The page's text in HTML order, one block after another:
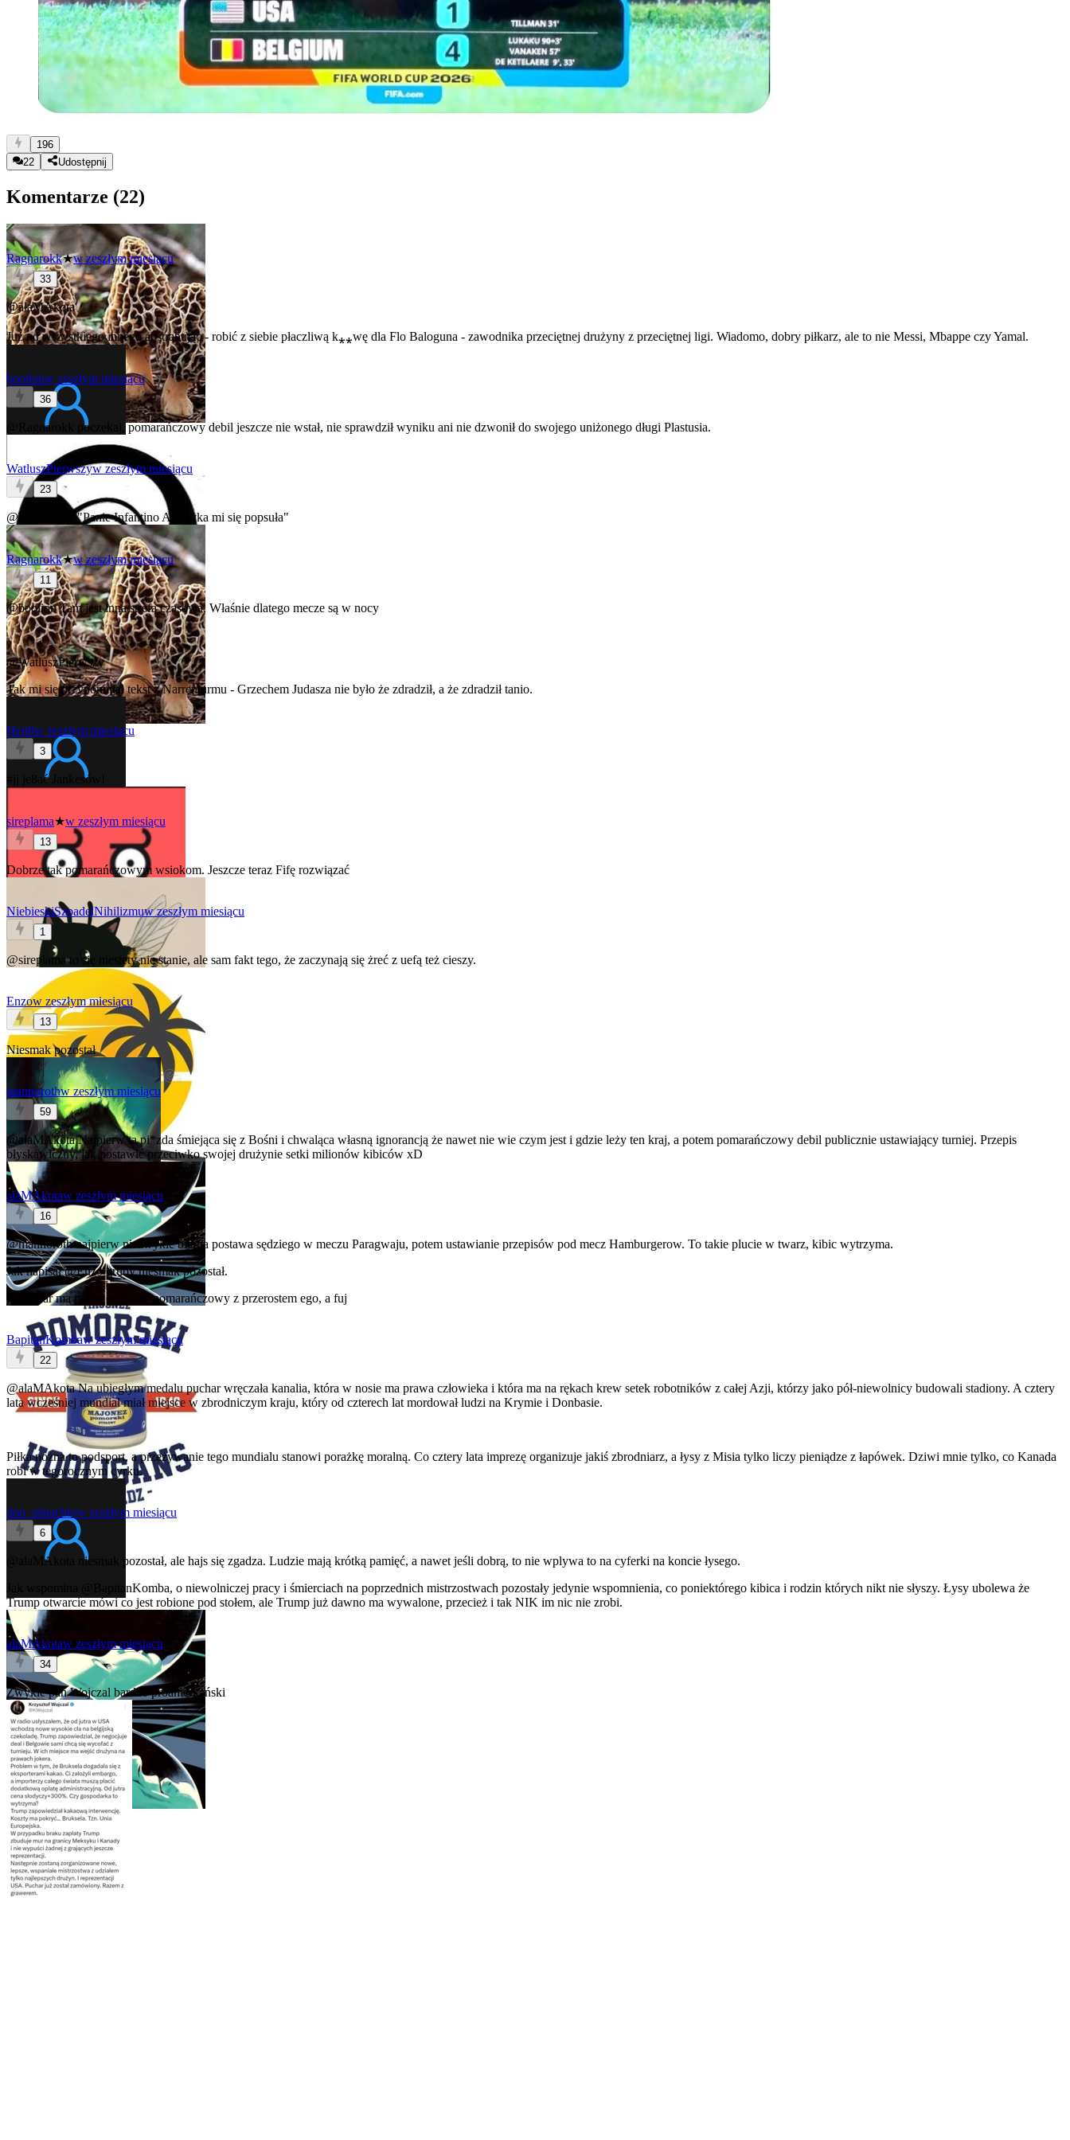
196
22
Udostępnij
Komentarze (22)
Ragnarokk★w zeszłym miesiącu
33
@alaMAkota
Już od wszystkiego innego abstrahując - robić z siebie płaczliwą k⁎⁎wę dla Flo Baloguna - zawodnika przeciętnej drużyny z przeciętnej ligi. Wiadomo, dobry piłkarz, ale to nie Messi, Mbappe czy Yamal.
boolionw zeszłym miesiącu
36
@Ragnarokk poczekaj, pomarańczowy debil jeszcze nie wstał, nie sprawdził wyniku ani nie dzwonił do swojego uniżonego długi Plastusia.
WatluszPierwszyw zeszłym miesiącu
23
@Ragnarokk "Panie Infantino Ameryka mi się popsuła"
Ragnarokk★w zeszłym miesiącu
11
@boolionTam jest inna strefa czasowa. Właśnie dlatego mecze są w nocy
@WatluszPierwszy
Tak mi się przypomniał tekst z Narrenturmu - Grzechem Judasza nie było że zdradził, a że zdradził tanio.
Hejt0w zeszłym miesiącu
3
je8ać Jankesów!
sireplama★w zeszłym miesiącu
13
Dobrze tak pomarańczowym wsiokom. Jeszcze teraz Fifę rozwiązać
NiebieskiSzpadelNihilizmuw zeszłym miesiącu
1
@sireplamato się niestety nie stanie, ale sam fakt tego, że zaczynają się żreć z uefą też cieszy.
Enzow zeszłym miesiącu
13
Niesmak pozostał
mannorothw zeszłym miesiącu
59
@alaMAkotaNajpierw ta pi*zda śmiejąca się z Bośni i chwaląca własną ignorancją że nawet nie wie czym jest i gdzie leży ten kraj, a potem pomarańczowy debil publicznie ustawiający turniej. Przepis
błyskawiczny, jak postawić przeciwko swojej drużynie setki milionów kibiców xD
alaMAkotaw zeszłym miesiącu
16
@mannorothnajpierw niezwykle bierna postawa sędziego w meczu Paragwaju, potem ustawianie przepisów pod mecz Hamburgerow. To takie plucie w twarz, kibic wytrzyma.
Jak napisał@Enzogruby niesmak pozostał.
A puchar ma ponoc wręczać pomarańczowy z przerostem ego, a fuj
BapitanKombaw zeszłym miesiącu
22
@alaMAkotaNa ubiegłym medalu puchar wręczała kanalia, która w nosie ma prawa człowieka i która ma na rękach krew setek robotników z całej Azji, którzy jako pół-niewolnicy budowali stadiony. A cztery
lata wcześniej mundial miał miejsce w zbrodniczym kraju, który od czterech lat mordował ludzi na Krymie i Donbasie.
Piłka nożna to podsport, a przeżywanie tego mundialu stanowi porażkę moralną. Co cztery lata imprezę organizuje jakiś zbrodniarz, a łysy z Misia tylko liczy pieniądze z łapówek. Dziwi mnie tylko, co Kanada
robi w tegorocznym cyrku.
don_pistachiow zeszłym miesiącu
6
@alaMAkota
niesmak pozostał, ale hajs się zgadza. Ludzie mają krótką pamięć, a nawet jeśli dobrą, to nie wplywa to na cyferki na koncie łysego.
@BapitanKomba, o niewolniczej pracy i śmierciach na poprzednich mistrzostwach pozostały jedynie wspomnienia, co poniektórego kibica i rodzin których nikt nie słyszy. Łysy ubolewa że
Trump otwarcie mówi co jest robione pod stołem, ale Trump już dawno ma wywalone, przecież i tak NIK im nic nie zrobi.
alaMAkotaw zeszłym miesiącu
34
Zwykle pan Wojczal bardzo proamerkański